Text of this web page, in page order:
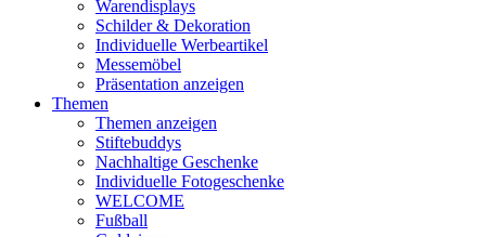
Warendisplays
Schilder & Dekoration
Individuelle Werbeartikel
Messemöbel
Präsentation anzeigen
Themen
Themen anzeigen
Stiftebuddys
Nachhaltige Geschenke
Individuelle Fotogeschenke
WELCOME
Fußball